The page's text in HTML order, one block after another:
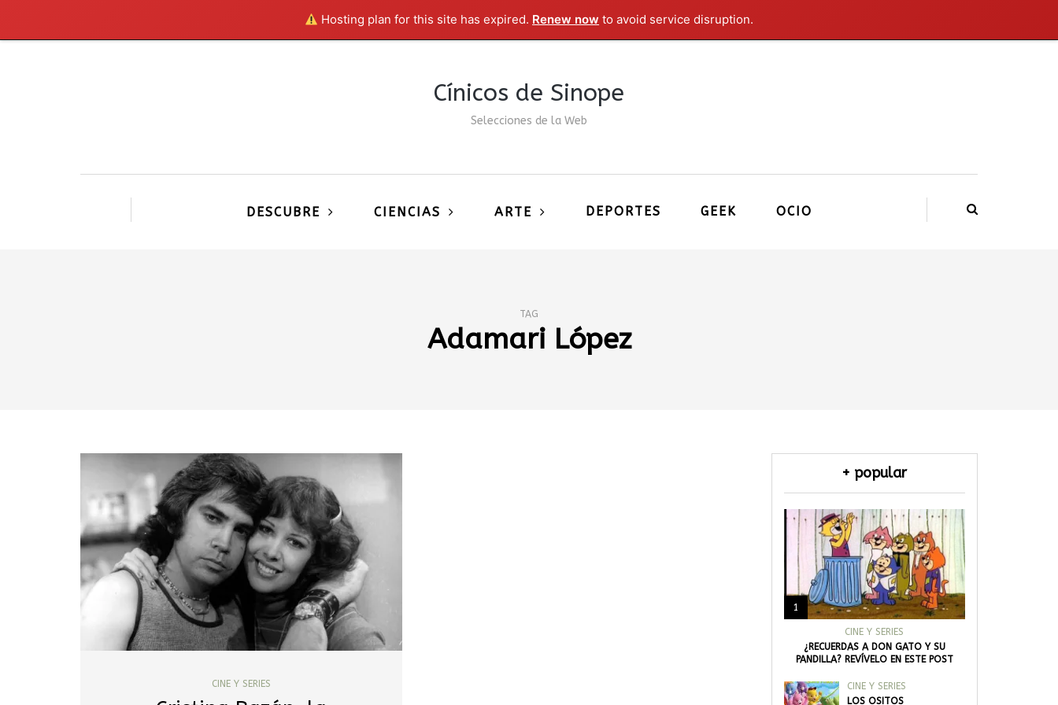
Hosting plan for this site has expired. Renew now to avoid service disruption.
Cínicos de Sinope
Selecciones de la Web
DESCUBRE CIENCIAS ARTE DEPORTES GEEK OCIO
TAG
Adamari López
CINE Y SERIES
+ popular
1
CINE Y SERIES
¿RECUERDAS A DON GATO Y SU
PANDILLA? REVÍVELO EN ESTE POST
CINE Y SERIES
LOS OSITOS